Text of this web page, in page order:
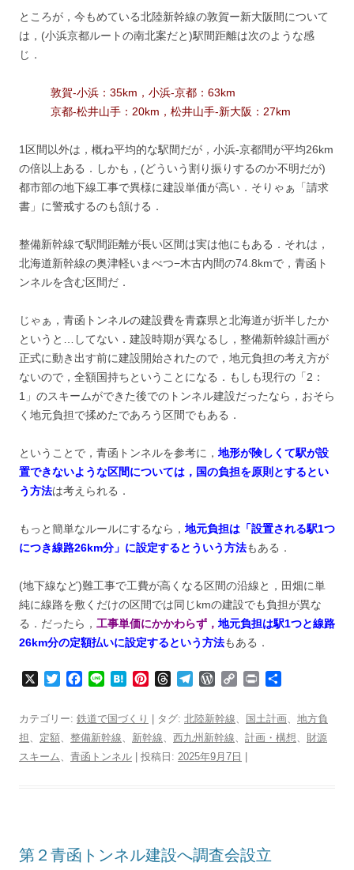
ところが，今もめている北陸新幹線の敦賀ー新大阪間について
は，(小浜京都ルートの南北案だと)駅間距離は次のような感
じ．
敦賀-小浜：35km，小浜-京都：63km
京都-松井山手：20km，松井山手-新大阪：27km
1区間以外は，概ね平均的な駅間だが，小浜-京都間が平均26km
の倍以上ある．しかも，(どういう割り振りするのか不明だが)
都市部の地下線工事で異様に建設単価が高い．そりゃぁ「請求
書」に警戒するのも頷ける．
整備新幹線で駅間距離が長い区間は実は他にもある．それは，
北海道新幹線の奥津軽いまべつ−木古内間の74.8kmで，青函ト
ンネルを含む区間だ．
じゃぁ，青函トンネルの建設費を青森県と北海道が折半したか
というと…してない．建設時期が異なるし，整備新幹線計画が
正式に動き出す前に建設開始されたので，地元負担の考え方が
ないので，全額国持ちということになる．もしも現行の「2：
1」のスキームができた後でのトンネル建設だったなら，おそら
く地元負担で揉めたであろう区間でもある．
ということで，青函トンネルを参考に， 地形が険しくて駅が設
置できないような区間については，国の負担を原則とするとい
う方法は考えられる．
もっと簡単なルールにするなら， 地元負担は「設置される駅1つ
につき線路26km分」に設定するとういう方法もある．
(地下線など)難工事で工費が高くなる区間の沿線と，田畑に単
純に線路を敷くだけの区間では同じkmの建設でも負担が異な
る．だったら， 工事単価にかかわらず， 地元負担は駅1つと線路
26km分の定額払いに設定するという方法もある．
t
e
c
e
b
o
e
H
e
n
a
e
r
e
a
d
e
g
r
W
r
d
P
r
C
y
L
i
i
n
t
カテゴリー: 鉄道で国づくり | タグ: 北陸新幹線、 国土計画、 地方負
担、 定額、 整備新幹線、 新幹線、 西九州新幹線、 計画・構想、 財源
スキーム、 青函トンネル | 投稿日: 2025年9月7日
第２青函トンネル建設へ調査会設立